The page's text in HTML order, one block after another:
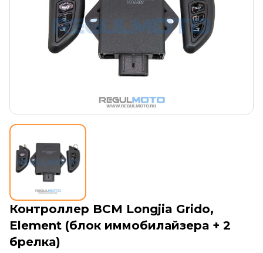
Контроллер BCM Longjia Grido,
Element (блок иммобилайзера + 2
брелка)